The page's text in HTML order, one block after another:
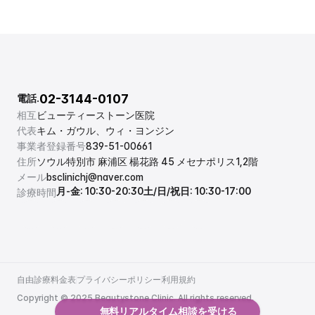
相互ビューティーストーン医院
代表キム・ガウル、ウィ・ヨンジン
事業者登録番号839-51-00661
住所ソウル特別市 麻浦区 楊花路 45 メセナポリス1,2階
メールbsclinichj@naver.com
診療時間 月-金: 10:30-20:30土/日/祝日: 10:30-17:00
電話.02-3144-0107
Copyright © 2025 Beautystone Clinic. All rights reserved.
自由診療料金表
自由診療料金表
プライバシーポリシー
プライバシーポリシー
利用規約
利用規約
無料リアルタイム相談を受ける